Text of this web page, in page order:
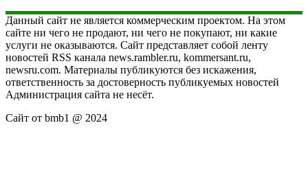
Данный сайт не является коммерческим проектом. На этом
сайте ни чего не продают, ни чего не покупают, ни какие
услуги не оказываются. Сайт представляет собой ленту
новостей RSS канала news.rambler.ru, kommersant.ru,
newsru.com. Материалы публикуются без искажения,
ответственность за достоверность публикуемых новостей
Администрация сайта не несёт.
Сайт от bmb1 @ 2024